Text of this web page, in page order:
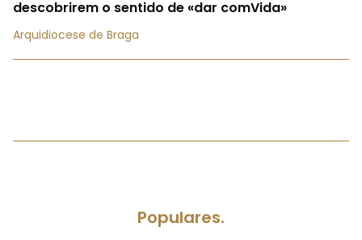
descobrirem o sentido de «dar comVida»
Arquidiocese de Braga
Populares.